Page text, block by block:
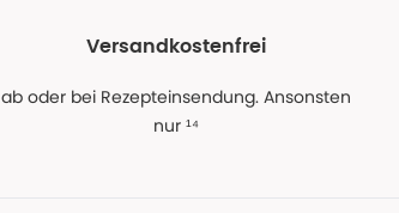
Versandkostenfrei
ab oder bei Rezepteinsendung. Ansonsten
nur ¹⁴